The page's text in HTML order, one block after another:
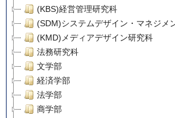
(KBS)経営管理研究科
(SDM)システムデザイン・マネジメ
(KMD)メディアデザイン研究科
法務研究科
文学部
経済学部
法学部
商学部